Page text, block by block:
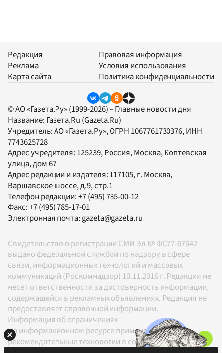
Редакция
Реклама
Карта сайта
Правовая информация
Условия использования
Политика конфиденциальности
© АО «Газета.Ру» (1999-2026) – Главные новости дня
Название: Газета.Ru (Gazeta.Ru)
Учредитель:АО «Газета.Ру», ОГРН 1067761730376, ИНН
7743625728
Адрес учредителя: 125239, Россия, Москва, Коптевская
улица, дом 67
Адрес редакции и издателя: 117105, г. Москва,
Варшавское шоссе, д.9, стр.1
Телефон редакции:+7 (495) 785-00-12
Факс:+7 (495) 785-17-01
Электронная почта:gazeta@gazeta.ru
Свидетельство о регистрации СМИ Эл № ФС77-67642
выдано федеральной службой по надзору в сфере
связи, информационных технологий и массовых
коммуникаций (Роскомнадзор) 10.11.2016 г. Редакция не
несет ответственности за достоверность информации,
содержащейся в рекламных объявлениях. Редакция не
предоставляет справочной информации.
Информация об ограничениях
На информационном ресурсе применяются
рекомендательные технологии в соответствии с